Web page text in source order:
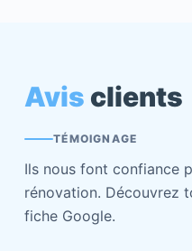
Avis clients
TÉMOIGNAGE
Ils nous font confiance
rénovation. Découvrez
fiche Google.